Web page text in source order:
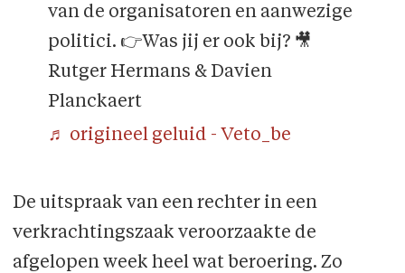
van de organisatoren en aanwezige
politici. 👉Was jij er ook bij? 🎥
Rutger Hermans & Davien
Planckaert
♬ origineel geluid - Veto_be
De uitspraak van een rechter in een
verkrachtingszaak veroorzaakte de
afgelopen week heel wat beroering. Zo